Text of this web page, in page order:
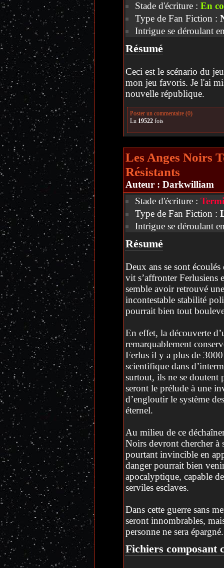
Stade d'écriture : En
Type de Fan Fiction :
Intrigue se déroulant
Résumé
Ceci est le scénario du
mon jeu favoris. Je l'ai
nouvelle république.
Poster un commentaire (0)
Lu 19522fois
Les Anges Noirs
Résistants
Auteur : Darkwilliam
Stade d'écriture :
Type de Fan Fiction :
Intrigue se déroulant
Résumé
Deux ans se sont
vit s’affronter Ferlusiens
semble avoir retrouvé
incontestable stabilité
pourrait bien tout
En effet, la découverte
remarquablement
Ferlus il y a plus de
scientifique dans
surtout, ils ne se doutent
seront le prélude à une
d’engloutir le système
éternel.
Au milieu de ce
Noirs devront chercher
pourtant invincible en
danger pourrait bien
apocalyptique, capable
serviles esclaves.
Dans cette guerre sans
seront innombrables,
personne ne sera
Fichiers composant